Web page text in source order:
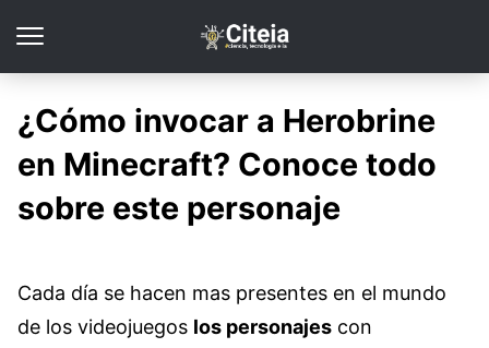
¿Cómo invocar a Herobrine
en Minecraft? Conoce todo
sobre este personaje
Cada día se hacen mas presentes en el mundo
de los videojuegos los personajes con